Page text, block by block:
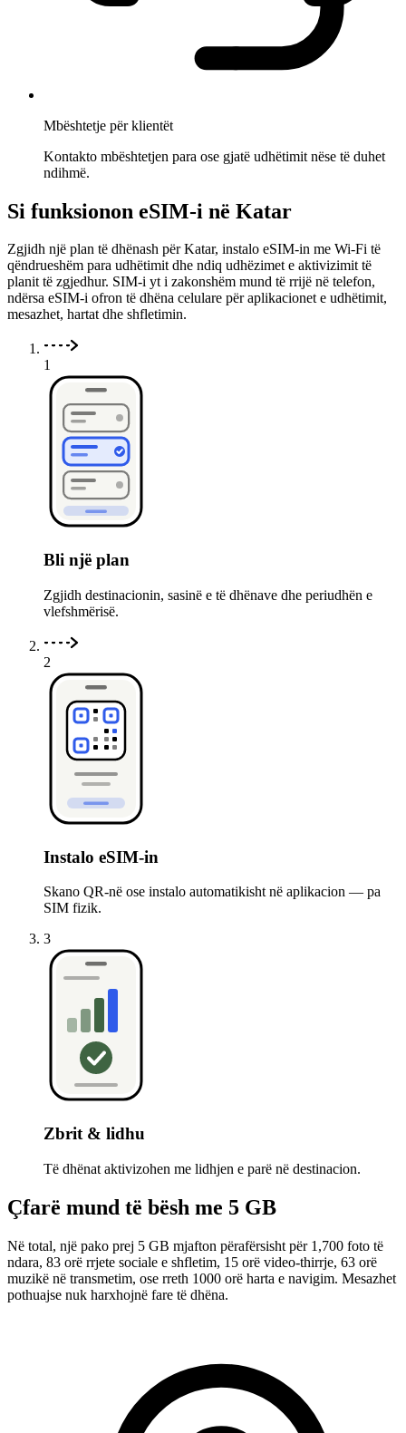
Mbështetje për klientët
Kontakto mbështetjen para ose gjatë udhëtimit nëse të duhet
ndihmë.
Si funksionon eSIM-i në Katar
Zgjidh një plan të dhënash për Katar, instalo eSIM-in me Wi-Fi të
qëndrueshëm para udhëtimit dhe ndiq udhëzimet e aktivizimit të
planit të zgjedhur. SIM-i yt i zakonshëm mund të rrijë në telefon,
ndërsa eSIM-i ofron të dhëna celulare për aplikacionet e udhëtimit,
mesazhet, hartat dhe shfletimin.
1
Bli një plan
Zgjidh destinacionin, sasinë e të dhënave dhe periudhën e
vlefshmërisë.
2
Instalo eSIM-in
Skano QR-në ose instalo automatikisht në aplikacion — pa
SIM fizik.
3
Zbrit & lidhu
Të dhënat aktivizohen me lidhjen e parë në destinacion.
Çfarë mund të bësh me 5 GB
Në total, një pako prej 5 GB mjafton përafërsisht për 1,700 foto të
ndara, 83 orë rrjete sociale e shfletim, 15 orë video-thirrje, 63 orë
muzikë në transmetim, ose rreth 1000 orë harta e navigim. Mesazhet
pothuajse nuk harxhojnë fare të dhëna.